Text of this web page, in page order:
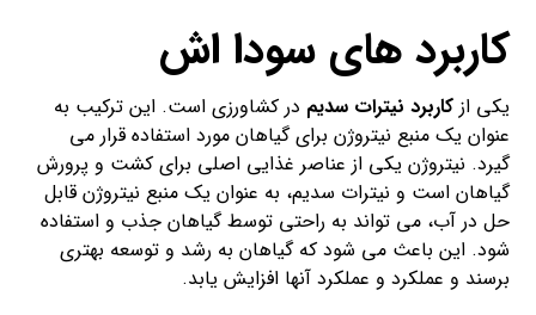
کاربرد های سودا اش
یکی ازکاربرد نیترات سدیم در کشاورزی است. این ترکیب به
عنوان یک منبع نیتروژن برای گیاهان مورد استفاده قرار می
گیرد. نیتروژن یکی از عناصر غذایی اصلی برای کشت و پرورش
گیاهان است و نیترات سدیم، به عنوان یک منبع نیتروژن قابل
حل در آب، می تواند به راحتی توسط گیاهان جذب و استفاده
شود. این باعث می شود که گیاهان به رشد و توسعه بهتری
برسند و عملکرد و عملکرد آنها افزایش یابد.